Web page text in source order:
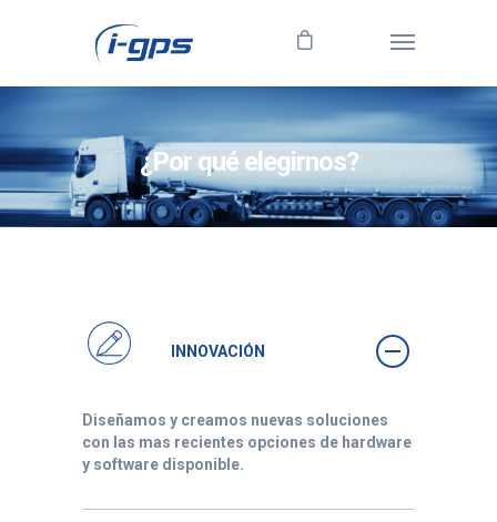
¿Por qué elegirnos?
INNOVACIÓN
Diseñamos y creamos nuevas soluciones
con las mas recientes opciones de hardware
y software disponible.